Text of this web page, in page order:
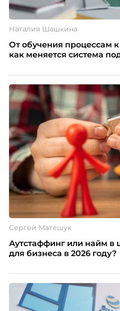
Наталия Шашкина
От обучения процессам
как меняется система
Сергей Матешук
Аутстаффинг или найм в
для бизнеса в 2026 году?